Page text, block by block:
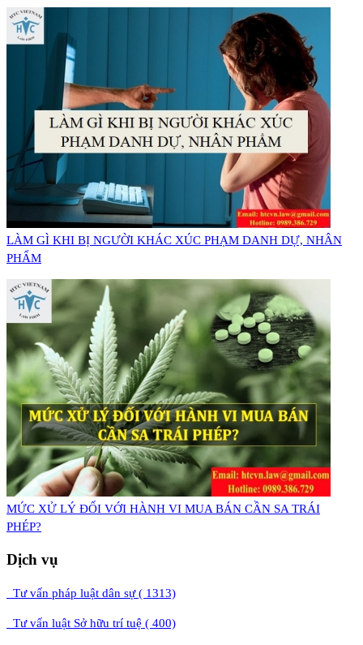
LÀM GÌ KHI BỊ NGƯỜI KHÁC XÚC PHẠM DANH DỰ, NHÂN
PHẨM
MỨC XỬ LÝ ĐỐI VỚI HÀNH VI MUA BÁN CẦN SA TRÁI
PHÉP?
Dịch vụ
Tư vấn pháp luật dân sự ( 1313)
Tư vấn luật Sở hữu trí tuệ ( 400)